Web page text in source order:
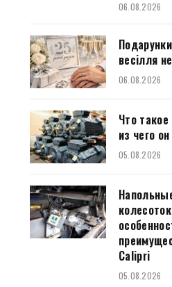
06.08.2026
весілля
06.08.2026
Что
из чего
05.08.2026
Calipri
05.08.2026